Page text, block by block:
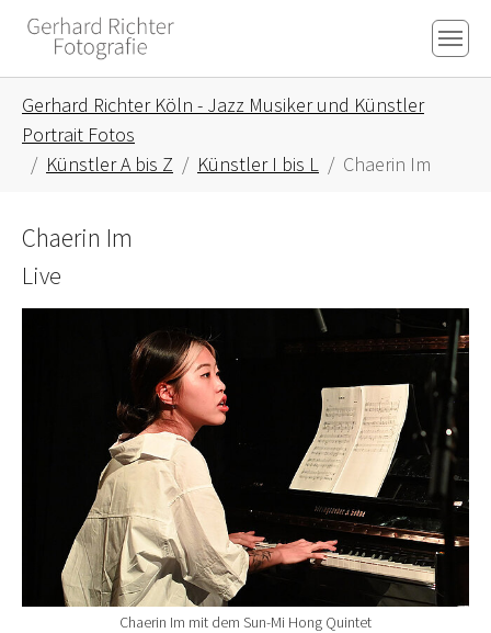
Skip to main content
Skip to page footer
Gerhard Richter Köln - Jazz Musiker und Künstler
Portrait Fotos
Künstler A bis Z
Künstler I bis L Chaerin Im
Chaerin Im
Live
Chaerin Im mit dem Sun-Mi Hong Quintet